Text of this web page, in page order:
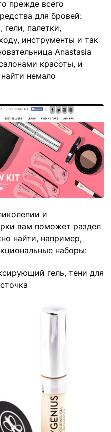
прежде всего
для бровей:
палетки,
инструменты и так
Anastasia
красоты, и
немало
и
вам поможет раздел
найти, например,
наборы:
гель, тени для